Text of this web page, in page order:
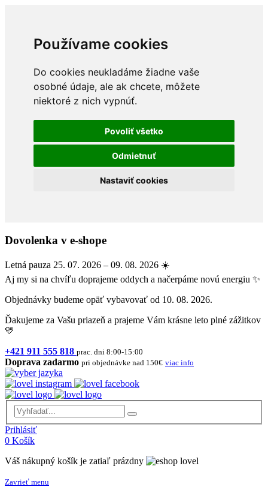
Používame cookies
Do cookies neukladáme žiadne vaše
osobné údaje, ale ak chcete, môžete
niektoré z nich vypnúť.
Povoliť všetko
Odmietnuť
Nastaviť cookies
Dovolenka v e-shope
Letná pauza 25. 07. 2026 – 09. 08. 2026 ☀️
Aj my si na chvíľu doprajeme oddych a načerpáme novú energiu ✨
Objednávky budeme opäť vybavovať od 10. 08. 2026.
Ďakujeme za Vašu priazeň a prajeme Vám krásne leto plné zážitkov
💛
+421 911 555 818 prac. dni 8:00-15:00
Doprava zadarmo pri objednávke nad 150€ viac info
Prihlásiť
0 Košík
Váš nákupný košík je zatiaľ prázdny
Zavrieť menu